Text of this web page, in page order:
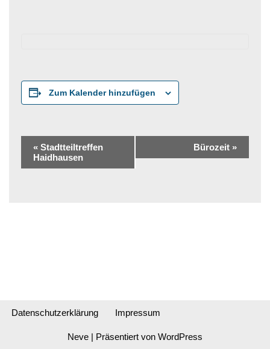
Zum Kalender hinzufügen
Veranstaltung-
Navigation
« Stadtteiltreffen
Haidhausen
Bürozeit »
Datenschutzerklärung Impressum
Neve | Präsentiert von WordPress